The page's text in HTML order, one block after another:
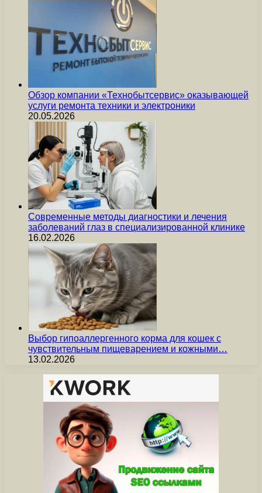
Обзор компании «Технобытсервис» оказывающей
услуги ремонта техники и электроники
20.05.2026
Современные методы диагностики и лечения
заболеваний глаз в специализированной клинике
16.02.2026
Выбор гипоаллергенного корма для кошек с
чувствительным пищеварением и кожными…
13.02.2026